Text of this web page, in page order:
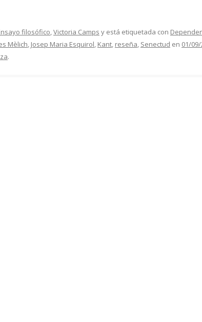
filosófico,Victoria Camps y está etiquetada con
Mèlich, Josep Maria Esquirol, Kant, reseña, Senectud en 01/09/
.